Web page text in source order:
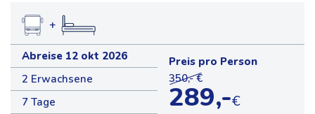
+
Abreise 12 okt 2026
2 Erwachsene
7 Tage
Preis pro Person
350,- €
289,-€